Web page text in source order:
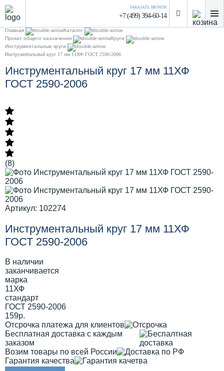
ЗАКАЗАТЬ ЗВОНОК
+7 (499) 394-60-14
Главная
Каталог
Прокат общего назначения
Круги
Инструментальные круги
Инструментальный круг 17 мм 11ХФ ГОСТ 2590-2006
Инструментальный круг 17 мм 11ХФ
ГОСТ 2590-2006
(8)
Артикул: 102274
Инструментальный круг 17 мм 11ХФ
ГОСТ 2590-2006
В наличии
заканчивается
марка
11ХФ
стандарт
ГОСТ 2590-2006
159р.
Отсрочка платежа для клиентов
Бесплатная доставка с каждым
заказом
Возим товары по всей России
Гарантия качества